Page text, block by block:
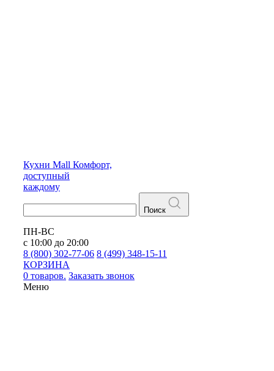
Кухни Mall Комфорт,
доступный
каждому
Поиск
ПН-ВС
с 10:00 до 20:00
8 (800) 302-77-06 8 (499) 348-15-11
КОРЗИНА
0 товаров. Заказать звонок
Меню